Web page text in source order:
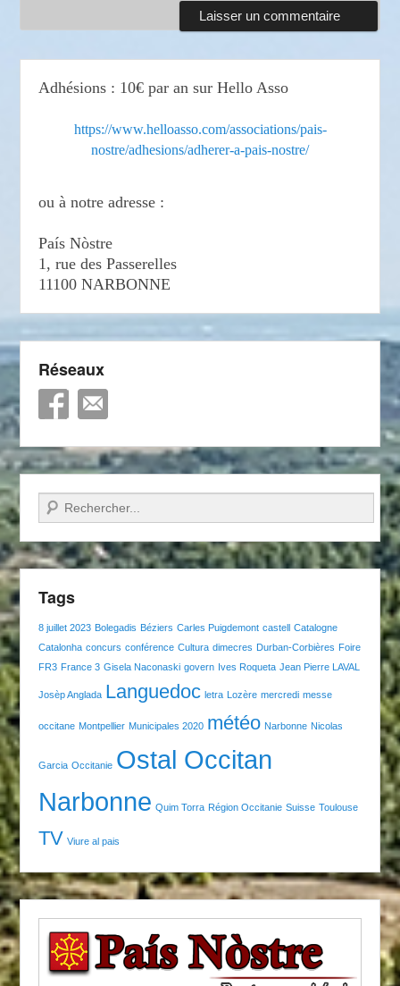
Adhésions : 10€ par an sur Hello Asso
https://www.helloasso.com/associations/pais-
nostre/adhesions/adherer-a-pais-nostre/
ou à notre adresse :
País Nòstre
1, rue des Passerelles
11100 NARBONNE
Réseaux
Recherche
Tags
8 juillet 2023 Bolegadis Béziers Carles Puigdemont castell Catalogne
Catalonha concurs conférence Cultura dimecres Durban-Corbières Foire
FR3 France 3 Gisela Naconaski govern Ives Roqueta Jean Pierre LAVAL
Josèp Anglada Languedoc letra Lozère mercredi messe
occitane Montpellier Municipales 2020 météo Narbonne Nicolas
Garcia Occitanie Ostal Occitan
Narbonne Quim Torra Région Occitanie Suisse Toulouse
TV Viure al pais